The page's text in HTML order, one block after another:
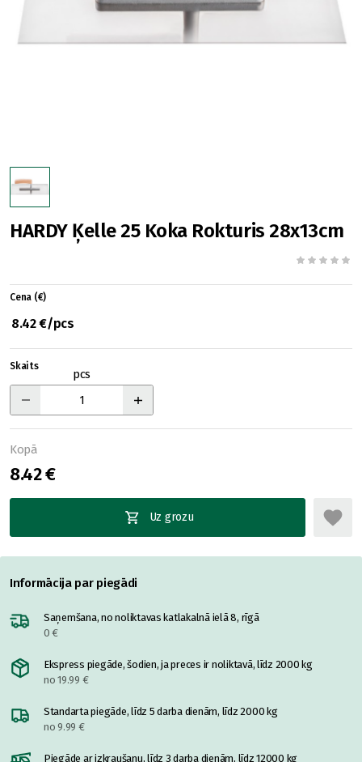
HARDY Ķelle 25 Koka Rokturis 28x13cm
Cena (€)
8.42 €/pcs
Skaits
pcs
Kopā
8.42 €
Uz grozu
Informācija par piegādi
Saņemšana, no noliktavas katlakalnā ielā 8, rīgā
0 €
Ekspress piegāde, šodien, ja preces ir noliktavā, līdz 2000 kg
no 19.99 €
Standarta piegāde, līdz 5 darba dienām, līdz 2000 kg
no 9.99 €
Piegāde ar izkraušanu, līdz 3 darba dienām, līdz 12000 kg